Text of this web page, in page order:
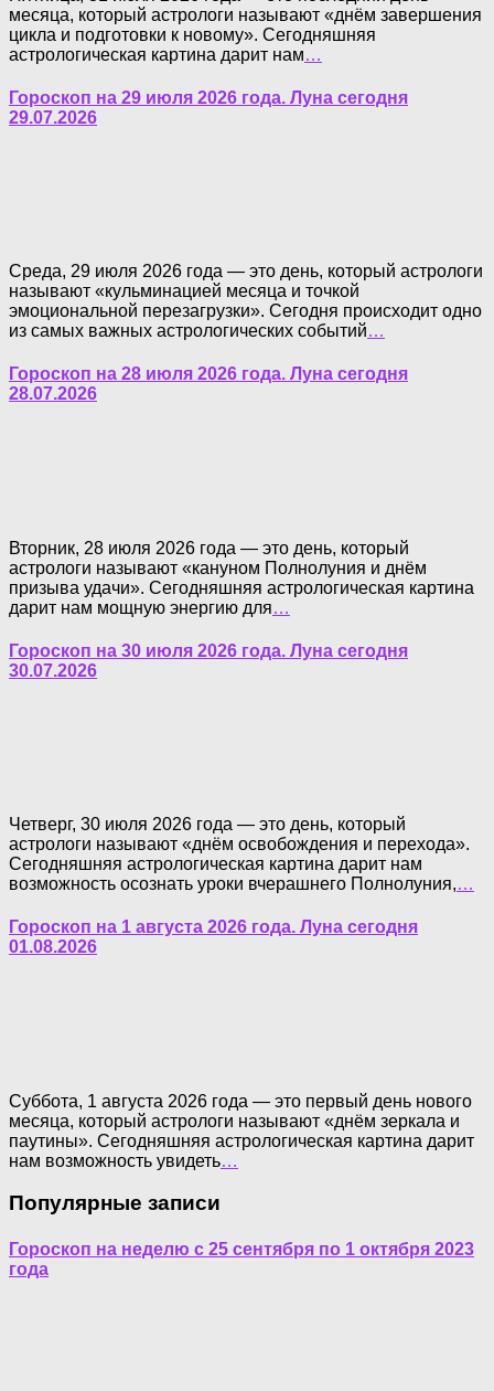
месяца, который астрологи называют «днём завершения
цикла и подготовки к новому». Сегодняшняя
астрологическая картина дарит нам…
Гороскоп на 29 июля 2026 года. Луна сегодня
29.07.2026
Среда, 29 июля 2026 года — это день, который астрологи
называют «кульминацией месяца и точкой
эмоциональной перезагрузки». Сегодня происходит одно
из самых важных астрологических событий…
Гороскоп на 28 июля 2026 года. Луна сегодня
28.07.2026
Вторник, 28 июля 2026 года — это день, который
астрологи называют «кануном Полнолуния и днём
призыва удачи». Сегодняшняя астрологическая картина
дарит нам мощную энергию для…
Гороскоп на 30 июля 2026 года. Луна сегодня
30.07.2026
Четверг, 30 июля 2026 года — это день, который
астрологи называют «днём освобождения и перехода».
Сегодняшняя астрологическая картина дарит нам
возможность осознать уроки вчерашнего Полнолуния,…
Гороскоп на 1 августа 2026 года. Луна сегодня
01.08.2026
Суббота, 1 августа 2026 года — это первый день нового
месяца, который астрологи называют «днём зеркала и
паутины». Сегодняшняя астрологическая картина дарит
нам возможность увидеть…
Популярные записи
Гороскоп на неделю с 25 сентября по 1 октября 2023
года